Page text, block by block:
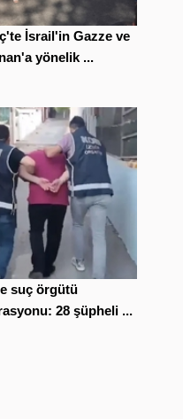
İsrail'in Gazze ve
yönelik ...
suç örgütü
28 şüpheli ...